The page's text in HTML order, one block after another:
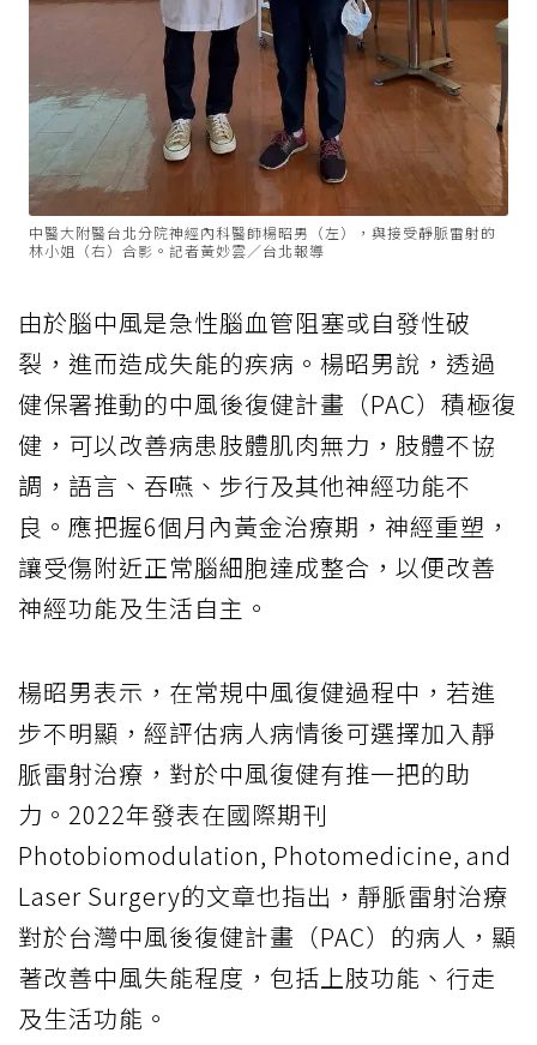
中醫大附醫台北分院神經內科醫師楊昭男（左），與接受靜脈雷射的
林小姐（右）合影。記者黃妙雲／台北報導
由於腦中風是急性腦血管阻塞或自發性破
裂，進而造成失能的疾病。楊昭男說，透過
健保署推動的中風後復健計畫（PAC）積極復
健，可以改善病患肢體肌肉無力，肢體不協
調，語言、吞嚥、步行及其他神經功能不
良。應把握6個月內黃金治療期，神經重塑，
讓受傷附近正常腦細胞達成整合，以便改善
神經功能及生活自主。
楊昭男表示，在常規中風復健過程中，若進
步不明顯，經評估病人病情後可選擇加入靜
脈雷射治療，對於中風復健有推一把的助
力。2022年發表在國際期刊
Photobiomodulation, Photomedicine, and
Laser Surgery的文章也指出，靜脈雷射治療
對於台灣中風後復健計畫（PAC）的病人，顯
著改善中風失能程度，包括上肢功能、行走
及生活功能。